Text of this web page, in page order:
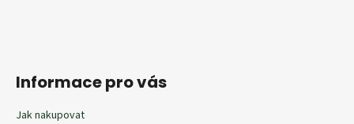
Informace pro vás
Jak nakupovat